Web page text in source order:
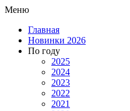
Меню
Главная
Новинки 2026
По году
2025
2024
2023
2022
2021